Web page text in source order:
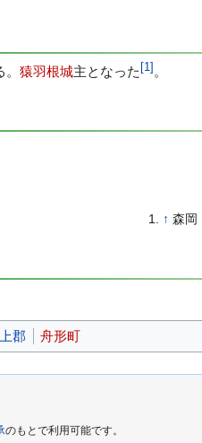
猿羽根城主となった [1 ] 。
↑ 森岡
郡 舟形町
のもとで利用可能です。